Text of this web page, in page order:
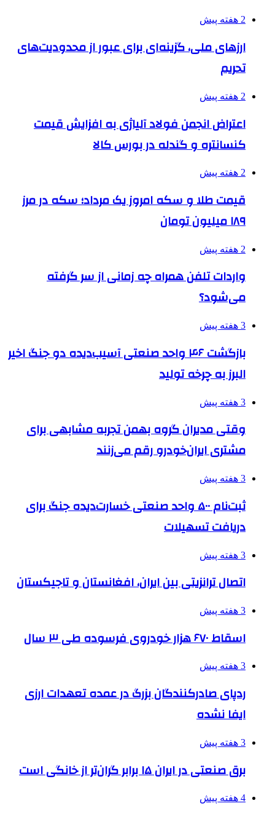
2 هفته پیش
ارزهای ملی، گزینه‌ای برای عبور از محدودیت‌های
تحریم
2 هفته پیش
اعتراض انجمن فولاد آلیاژی به افزایش قیمت
کنسانتره و گندله در بورس کالا
2 هفته پیش
قیمت طلا و سکه امروز یک مرداد؛ سکه در مرز
۱۸۹ میلیون تومان
2 هفته پیش
واردات تلفن همراه چه زمانی از سر گرفته
می‌شود؟
3 هفته پیش
بازگشت ۴۶ واحد صنعتی آسیب‌دیده دو جنگ اخیر
البرز به چرخه تولید
3 هفته پیش
وقتی مدیران گروه بهمن تجربه مشابهی برای
مشتری ایران‌خودرو رقم می‌زنند
3 هفته پیش
ثبت‌نام ۵۰۰ واحد صنعتی خسارت‌دیده جنگ برای
دریافت تسهیلات
3 هفته پیش
اتصال ترانزیتی بین ایران، افغانستان و تاجیکستان
3 هفته پیش
اسقاط ۶۷۰ هزار خودروی فرسوده طی ۳ سال
3 هفته پیش
ردپای صادرکنندگان بزرگ در عمده تعهدات ارزی
ایفا نشده
3 هفته پیش
برق صنعتی در ایران ۱۵ برابر گران‌تر از خانگی است
4 هفته پیش